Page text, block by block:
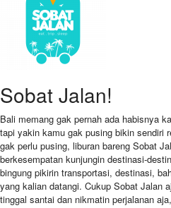
Sobat Jalan!
Bali memang gak pernah ada habisnya
tapi yakin kamu gak pusing bikin sendiri
gak perlu pusing, liburan bareng Sobat
berkesempatan kunjungin destinasi-
bingung pikirin transportasi, destinasi,
yang kalian datangi. Cukup Sobat Jalan
tinggal santai dan nikmatin perjalanan